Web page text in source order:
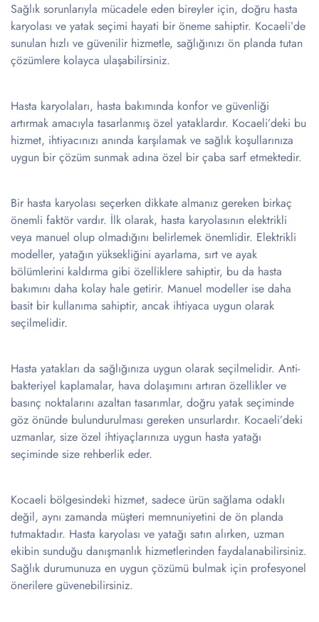
Sağlık sorunlarıyla mücadele eden bireyler için, doğru hasta
karyolası ve yatak seçimi hayati bir öneme sahiptir. Kocaeli’de
sunulan hızlı ve güvenilir hizmetle, sağlığınızı ön planda tutan
çözümlere kolayca ulaşabilirsiniz.
Hasta karyolaları, hasta bakımında konfor ve güvenliği
artırmak amacıyla tasarlanmış özel yataklardır. Kocaeli’deki bu
hizmet, ihtiyacınızı anında karşılamak ve sağlık koşullarınıza
uygun bir çözüm sunmak adına özel bir çaba sarf etmektedir.
Bir hasta karyolası seçerken dikkate almanız gereken birkaç
önemli faktör vardır. İlk olarak, hasta karyolasının elektrikli
veya manuel olup olmadığını belirlemek önemlidir. Elektrikli
modeller, yatağın yüksekliğini ayarlama, sırt ve ayak
bölümlerini kaldırma gibi özelliklere sahiptir, bu da hasta
bakımını daha kolay hale getirir. Manuel modeller ise daha
basit bir kullanıma sahiptir, ancak ihtiyaca uygun olarak
seçilmelidir.
Hasta yatakları da sağlığınıza uygun olarak seçilmelidir. Anti-
bakteriyel kaplamalar, hava dolaşımını artıran özellikler ve
basınç noktalarını azaltan tasarımlar, doğru yatak seçiminde
göz önünde bulundurulması gereken unsurlardır. Kocaeli’deki
uzmanlar, size özel ihtiyaçlarınıza uygun hasta yatağı
seçiminde size rehberlik eder.
Kocaeli bölgesindeki hizmet, sadece ürün sağlama odaklı
değil, aynı zamanda müşteri memnuniyetini de ön planda
tutmaktadır. Hasta karyolası ve yatağı satın alırken, uzman
ekibin sunduğu danışmanlık hizmetlerinden faydalanabilirsiniz.
Sağlık durumunuza en uygun çözümü bulmak için profesyonel
önerilere güvenebilirsiniz.